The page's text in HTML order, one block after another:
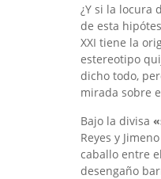
¿Y si la locura
de esta
XXI tiene la
estereotipo
dicho todo,
mirada sobre
Bajo la divisa
Reyes y
caballo entre
desengaño